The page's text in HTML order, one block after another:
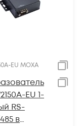
EU MOXA
EU 1-
RS-
в